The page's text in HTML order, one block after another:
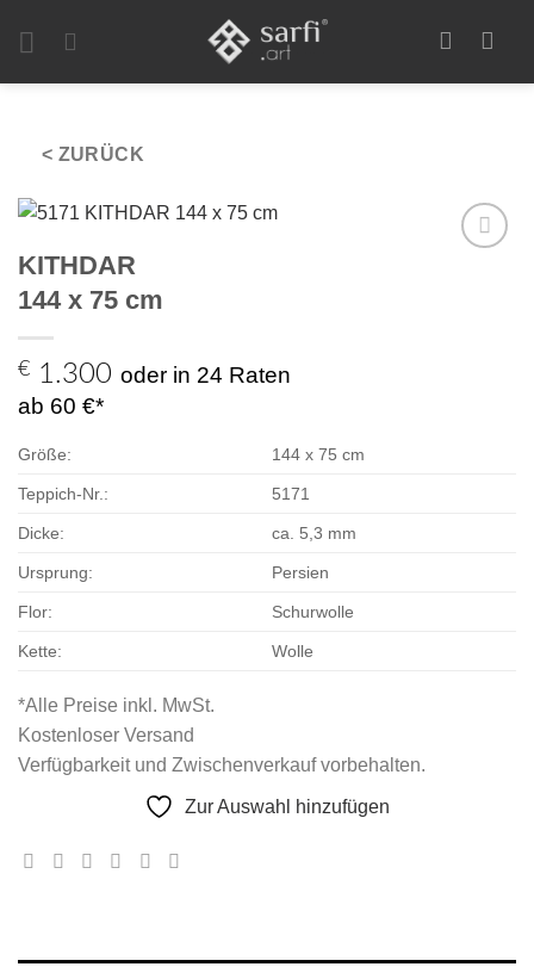
< ZURÜCK
KITHDAR
144 x 75 cm
€ 1.300 oder in 24 Raten
ab 60 €*
Größe: 144 x 75 cm
Teppich-Nr.: 5171
Dicke: ca. 5,3 mm
Ursprung: Persien
Flor: Schurwolle
Kette: Wolle
*Alle Preise inkl. MwSt.
Kostenloser Versand
Verfügbarkeit und Zwischenverkauf vorbehalten.
Zur Auswahl hinzufügen